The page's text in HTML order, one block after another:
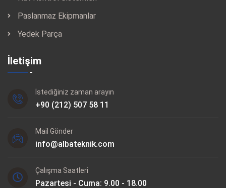
Paslanmaz Ekipmanlar
Yedek Parça
İletişim
İstediğiniz zaman arayın
+90 (212) 507 58 11
Mail Gönder
info@albateknik.com
Çalışma Saatleri
Pazartesi - Cuma: 9.00 - 18.00